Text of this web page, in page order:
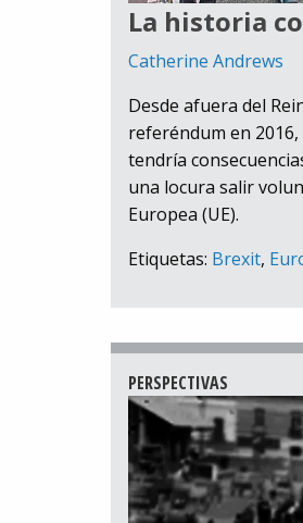
La historia
Catherine Andrews
Desde afuera del
referéndum en
tendría
una locura salir
Europea (UE).
Etiquetas: Brexit,
PERSPECTIVAS